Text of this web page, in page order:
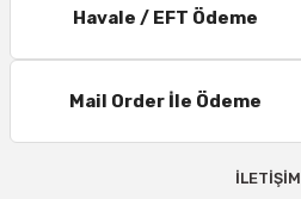
Havale / EFT Ödeme
Mail Order İle Ödeme
İLETİŞİM